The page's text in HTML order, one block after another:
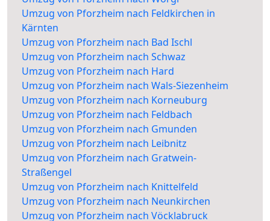
Umzug von Pforzheim nach Feldkirchen in
Kärnten
Umzug von Pforzheim nach Bad Ischl
Umzug von Pforzheim nach Schwaz
Umzug von Pforzheim nach Hard
Umzug von Pforzheim nach Wals-Siezenheim
Umzug von Pforzheim nach Korneuburg
Umzug von Pforzheim nach Feldbach
Umzug von Pforzheim nach Gmunden
Umzug von Pforzheim nach Leibnitz
Umzug von Pforzheim nach Gratwein-
Straßengel
Umzug von Pforzheim nach Knittelfeld
Umzug von Pforzheim nach Neunkirchen
Umzug von Pforzheim nach Vöcklabruck